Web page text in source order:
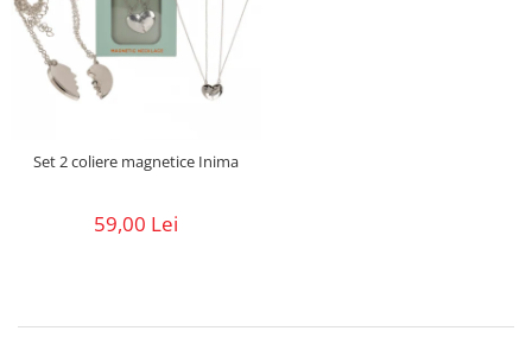
Set 2 coliere magnetice Inima
59,00 Lei